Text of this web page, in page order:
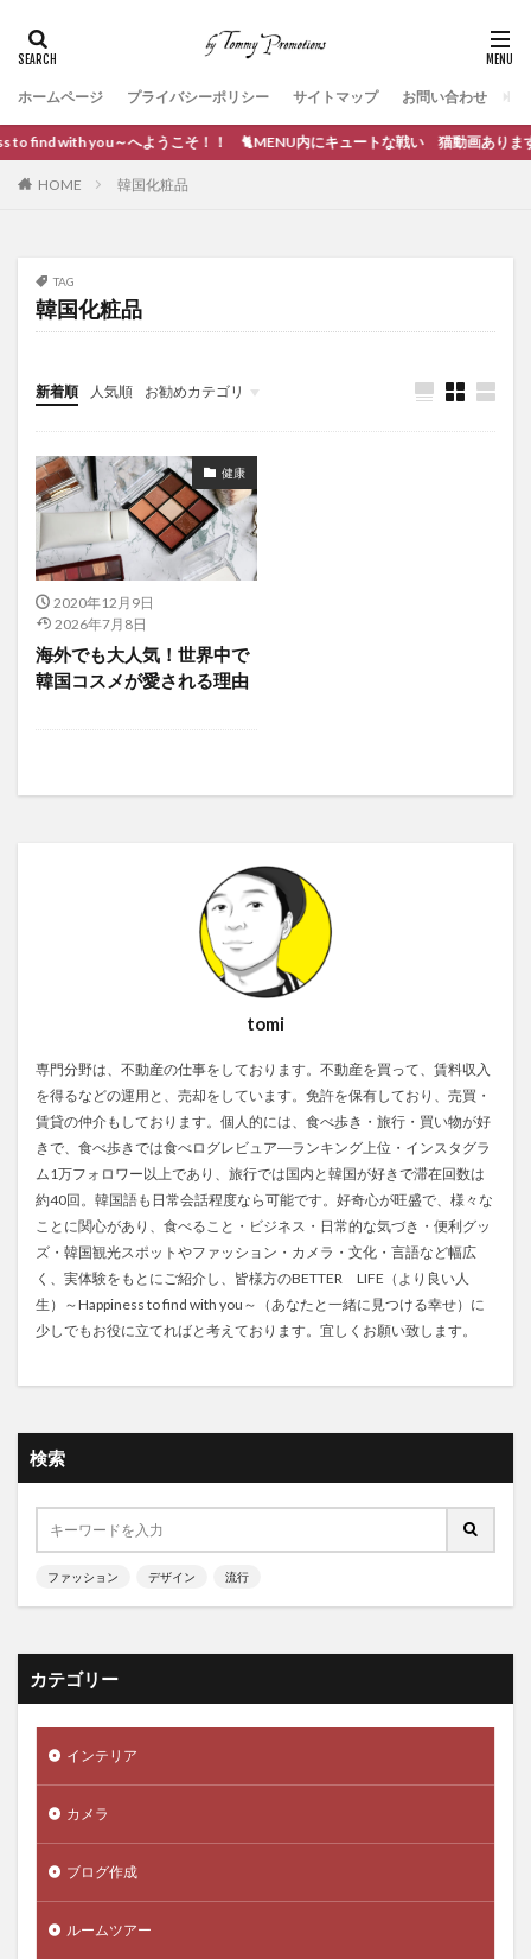
ホームページ プライバシーポリシー サイトマップ お問い合わせ
with you～へようこそ！！ 🐈MENU内にキュートな戦い 猫動画あります。
HOME 韓国化粧品
TAG
韓国化粧品
新着順 人気順 お勧めカテゴリ
ブログ作成
健康
2020年12月9日
2026年7月8日
海外でも大人気！世界中で
韓国コスメが愛される理由
tomi
専門分野は、不動産の仕事をしております。不動産を買って、賃料収入
を得るなどの運用と、売却をしています。免許を保有しており、売買・
賃貸の仲介もしております。個人的には、食べ歩き・旅行・買い物が好
きで、食べ歩きでは食べログレビュア―ランキング上位・インスタグラ
ム1万フォロワー以上であり、旅行では国内と韓国が好きで滞在回数は
約40回。韓国語も日常会話程度なら可能です。好奇心が旺盛で、様々な
ことに関心があり、食べること・ビジネス・日常的な気づき・便利グッ
ズ・韓国観光スポットやファッション・カメラ・文化・言語など幅広
く、実体験をもとにご紹介し、皆様方のBETTER LIFE（より良い人
生）～Happiness to find with you～（あなたと一緒に見つける幸せ）に
少しでもお役に立てればと考えております。宜しくお願い致します。
検索
ファッション デザイン 流行
カテゴリー
インテリア
カメラ
ブログ作成
ルームツアー